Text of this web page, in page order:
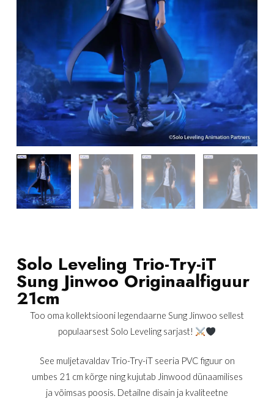
Solo Leveling Trio-Try-iT
Sung Jinwoo Originaalfiguur
21cm
Too oma kollektsiooni legendaarne Sung Jinwoo sellest
populaarsest Solo Leveling sarjast!
See muljetavaldav Trio-Try-iT seeria PVC figuur on
umbes 21 cm kõrge ning kujutab Jinwood dünaamilises
ja võimsas poosis. Detailne disain ja kvaliteetne